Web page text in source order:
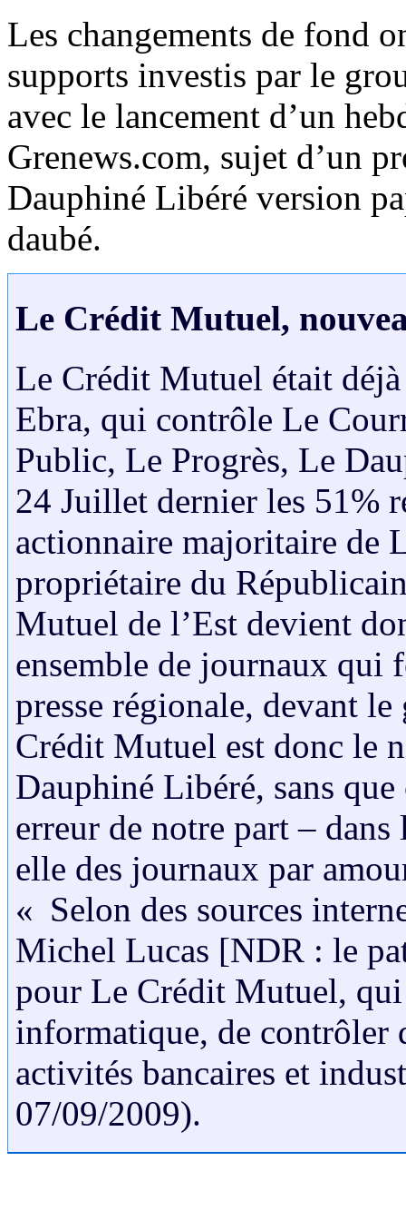
Les changements de fond
supports investis par le
avec le lancement d’un
Grenews.com, sujet d’un
Dauphiné Libéré version
daubé.
Le Crédit Mutuel,
Le Crédit Mutuel était
Ebra, qui contrôle Le
Public, Le Progrès, Le
24 Juillet dernier les 51%
actionnaire majoritaire de
propriétaire du
Mutuel de l’Est devient
ensemble de journaux qui
presse régionale, devant
Crédit Mutuel est donc le
Dauphiné Libéré, sans
erreur de notre part –
elle des journaux par
« Selon des sources
Michel Lucas [NDR : le
pour Le Crédit Mutuel,
informatique, de contrôler
activités bancaires et
07/09/2009).